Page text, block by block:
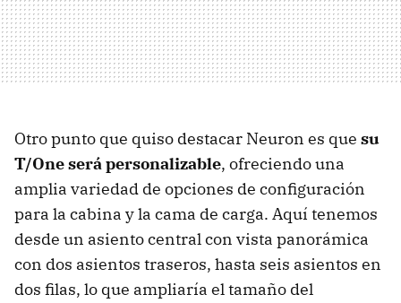
Otro punto que quiso destacar Neuron es que su
T/One será personalizable, ofreciendo una
amplia variedad de opciones de configuración
para la cabina y la cama de carga. Aquí tenemos
desde un asiento central con vista panorámica
con dos asientos traseros, hasta seis asientos en
dos filas, lo que ampliaría el tamaño del